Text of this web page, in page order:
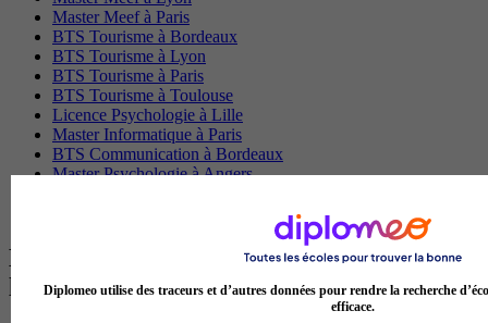
Master Meef à Paris
BTS Tourisme à Bordeaux
BTS Tourisme à Lyon
BTS Tourisme à Paris
BTS Tourisme à Toulouse
Licence Psychologie à Lille
Master Informatique à Paris
BTS Communication à Bordeaux
Master Psychologie à Angers
Les intitulés de diplôme par alternance
les plus recherchés
Diplomeo utilise des traceurs et d’autres données pour rendre la recherche
efficace.